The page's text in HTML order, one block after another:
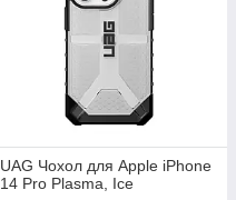
UAG Чохол для Apple iPhone
14 Pro Plasma, Ice